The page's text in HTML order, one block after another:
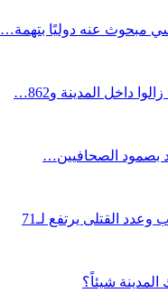
مبحوث عنه دوليًا بتهمة…
بصمود الصحافيين…
المدينة شيئاً؟